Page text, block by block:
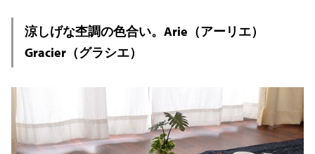
涼しげな杢調の色合い。Arie（アーリエ）
Gracier（グラシエ）